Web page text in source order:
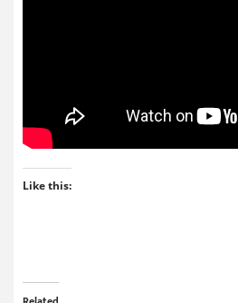
Like this: